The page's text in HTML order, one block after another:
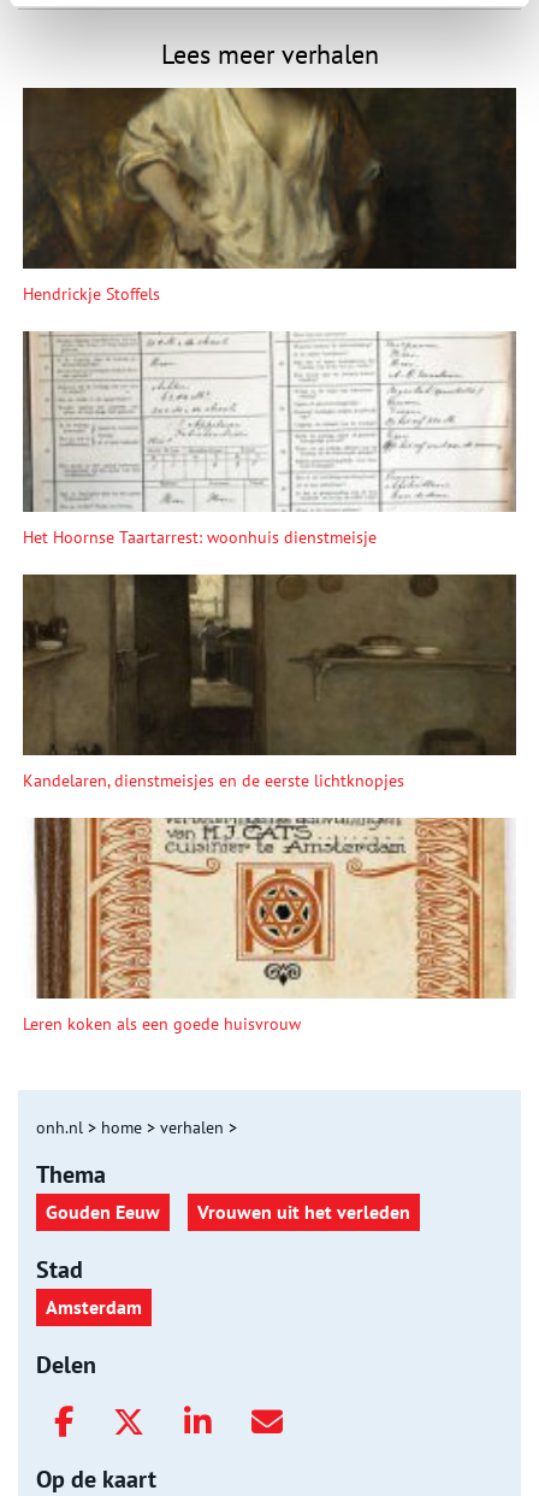
Lees meer verhalen
Hendrickje Stoffels
Het Hoornse Taartarrest: woonhuis dienstmeisje
Kandelaren, dienstmeisjes en de eerste lichtknopjes
Leren koken als een goede huisvrouw
onh.nl > home > verhalen >
Thema
Gouden Eeuw Vrouwen uit het verleden
Stad
Amsterdam
Delen
Op de kaart